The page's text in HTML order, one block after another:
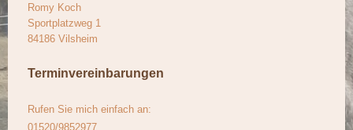
Romy Koch
Sportplatzweg 1
84186 Vilsheim
Terminvereinbarungen
Rufen Sie mich einfach an:
01520/9852977